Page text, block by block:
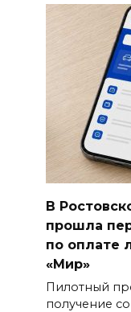
В
прошла
по оплате
«Мир»
Пилотный
получение